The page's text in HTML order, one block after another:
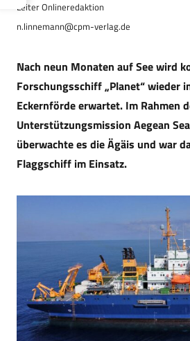
n.linnemann@cpm-verlag.de
Nach neun Monaten auf See wird
Forschungsschiff „Planet“ wieder
Eckernförde erwartet. Im Rahmen
Unterstützungsmission Aegean
überwachte es die Ägäis und war
Flaggschiff im Einsatz.